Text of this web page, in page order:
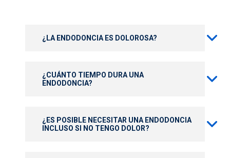
¿LA ENDODONCIA ES DOLOROSA?
¿CUÁNTO TIEMPO DURA UNA
ENDODONCIA?
¿ES POSIBLE NECESITAR UNA ENDODONCIA
INCLUSO SI NO TENGO DOLOR?